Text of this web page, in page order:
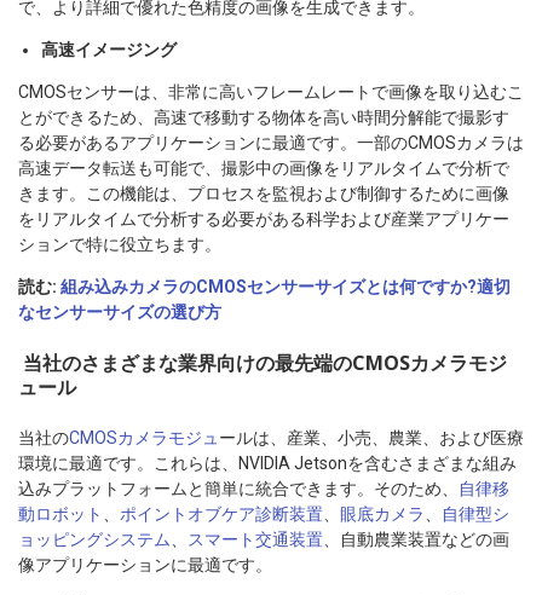
で、より詳細で優れた色精度の画像を生成できます。
高速イメージング
CMOSセンサーは、非常に高いフレームレートで画像を取り込むこ
とができるため、高速で移動する物体を高い時間分解能で撮影す
る必要があるアプリケーションに最適です。一部のCMOSカメラは
高速データ転送も可能で、撮影中の画像をリアルタイムで分析で
きます。この機能は、プロセスを監視および制御するために画像
をリアルタイムで分析する必要がある科学および産業アプリケー
ションで特に役立ちます。
読む: 組み込みカメラのCMOSセンサーサイズとは何ですか?適切
なセンサーサイズの選び方
当社のさまざまな業界向けの最先端のCMOSカメラモジ
ュール
当社のCMOSカメラモジュ ールは、産業、小売、農業、および医療
環境に最適です。これらは、NVIDIA Jetsonを含むさまざまな組み
込みプラットフォームと簡単に統合できます。そのため、
自律移
動ロボット
ポイントオブケア診断装置 眼底カメラ
自律型シ
ョッピングシステム
スマート交通装置 、自動農業装置などの画
像アプリケーションに最適です。